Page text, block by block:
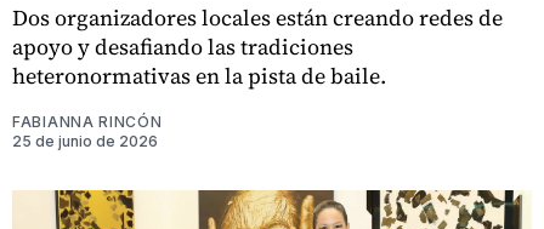
Dos organizadores locales están creando redes de
apoyo y desafiando las tradiciones
heteronormativas en la pista de baile.
FABIANNA RINCÓN
25 de junio de 2026